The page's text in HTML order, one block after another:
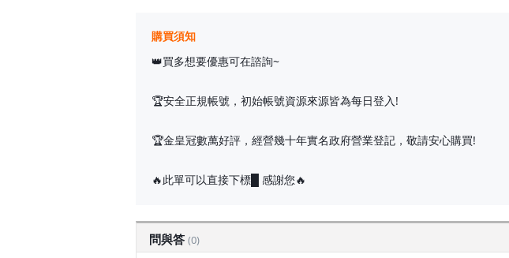
購買須知
👑買多想要優惠可在諮詢~
🏆安全正規帳號，初始帳號資源來源皆為每日登入!
🏆金皇冠數萬好評，經營幾十年實名政府營業登記，敬請安心購買!
🔥此單可以直接下標█ 感謝您🔥
問與答 (0)